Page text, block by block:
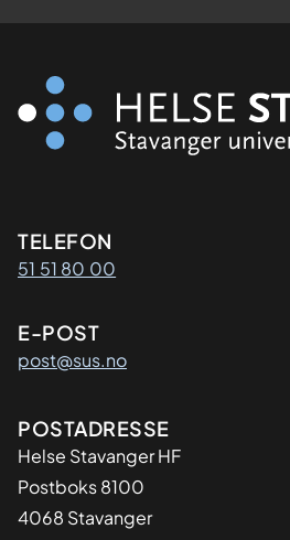
Kontaktinformasjon
TELEFON
51 51 80 00
E-POST
post@sus.no
Adresse
POSTADRESSE
Helse Stavanger HF
Postboks 8100
4068 Stavanger